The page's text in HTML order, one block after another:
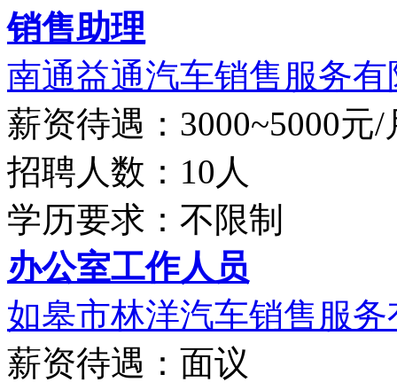
销售助理
南通益通汽车销售服务有
薪资待遇：3000~5000元/
招聘人数：10人
学历要求：不限制
办公室工作人员
如皋市林洋汽车销售服
薪资待遇：面议